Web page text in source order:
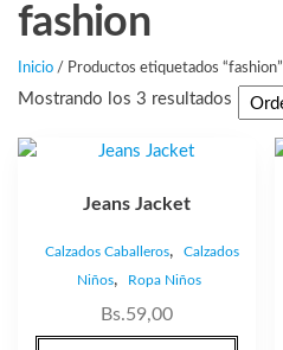
fashion
Inicio / Productos etiquetados “fashion”
Mostrando los 3 resultados
Jeans Jacket
Calzados Caballeros,
Calzados
Niños, Ropa Niños
Bs.59,00